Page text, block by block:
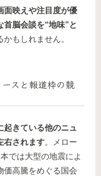
面映えや注目度が優
首脳会談を“地味”と
かもしれません。
スと報道枠の競
起きている他のニュ
右されます。メロー
では大型の地震によ
価高騰をめぐる国会